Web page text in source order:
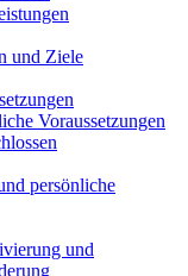
und Ziele
Voraussetzungen
persönliche
und